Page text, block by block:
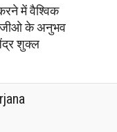
में वैश्विक
के अनुभव
शुक्ल